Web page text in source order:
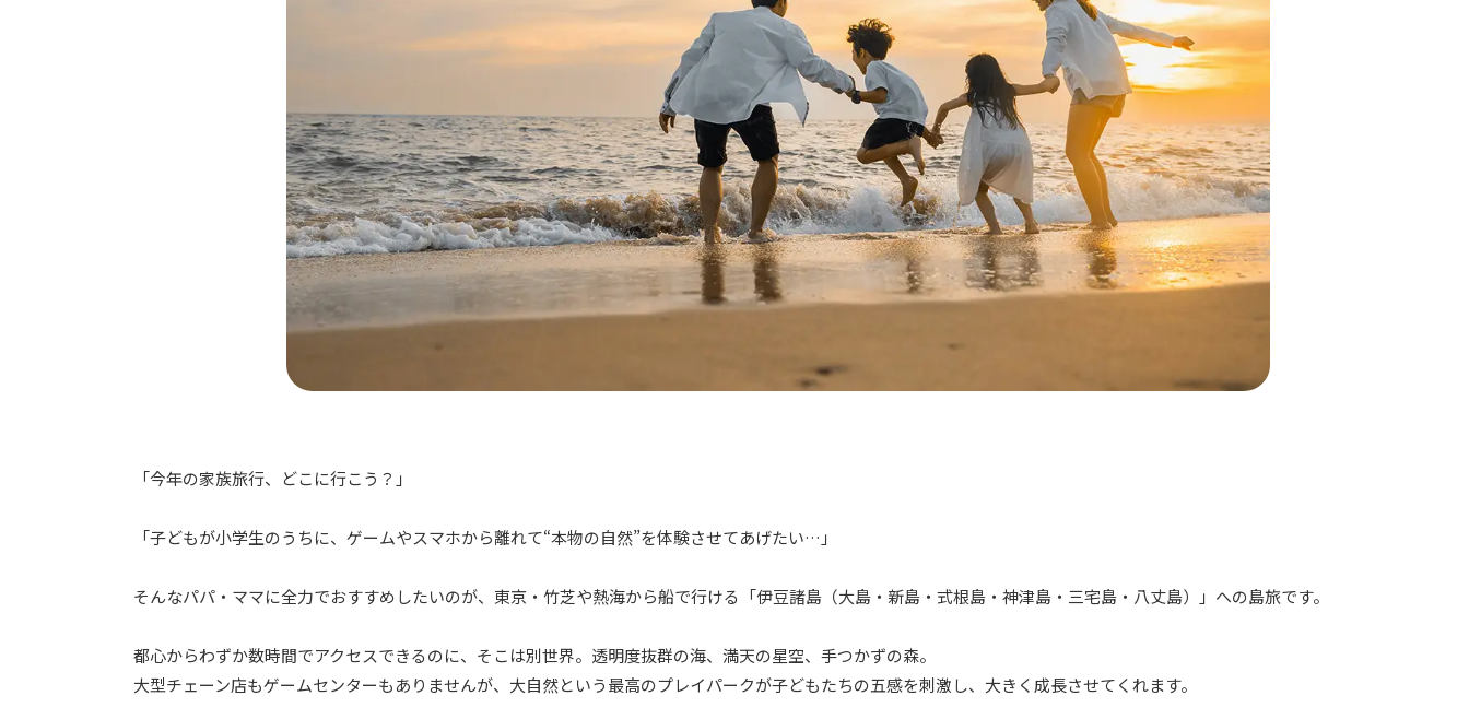
「今年の家族旅行、どこに行こう？」
「子どもが小学生のうちに、ゲームやスマホから離れて“本物の自然”を体験させてあげたい…」
そんなパパ・ママに全力でおすすめしたいのが、東京・竹芝や熱海から船で行ける「伊豆諸島（大島・新島・式根島・神津島・三宅島・八丈島）」への島旅です。
都心からわずか数時間でアクセスできるのに、そこは別世界。透明度抜群の海、満天の星空、手つかずの森。
大型チェーン店もゲームセンターもありませんが、大自然という最高のプレイパークが子どもたちの五感を刺激し、大きく成長させてくれます。